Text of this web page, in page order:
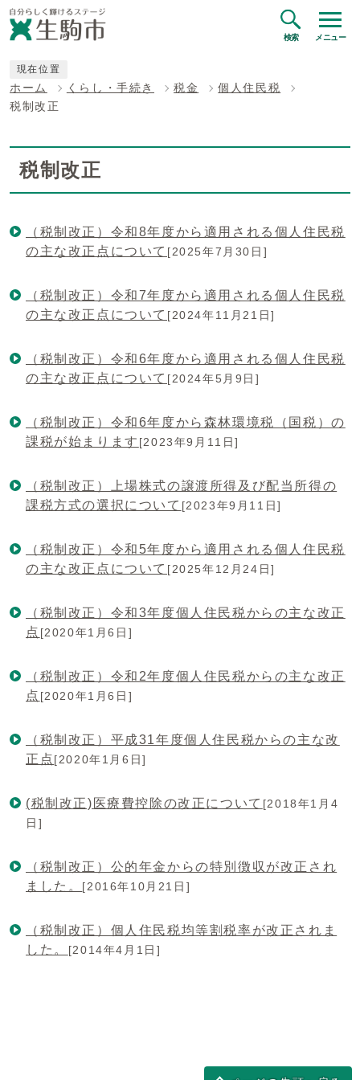
検索 メニュー
現在位置
ホーム くらし・手続き 税金
個人住民税
税制改正
税制改正
（税制改正）令和8年度から適用される個人住民税
の主な改正点について [2025年7月30日]
（税制改正）令和7年度から適用される個人住民税
の主な改正点について [2024年11月21日]
（税制改正）令和6年度から適用される個人住民税
の主な改正点について [2024年5月9日]
（税制改正）令和6年度から森林環境税（国税）の
課税が始まります [2023年9月11日]
（税制改正）上場株式の譲渡所得及び配当所得の
課税方式の選択について [2023年9月11日]
（税制改正）令和5年度から適用される個人住民税
の主な改正点について [2025年12月24日]
（税制改正）令和3年度個人住民税からの主な改正
点 [2020年1月6日]
（税制改正）令和2年度個人住民税からの主な改正
点 [2020年1月6日]
（税制改正）平成31年度個人住民税からの主な改
正点[2020年1月6日]
(税制改正)医療費控除の改正について [2018年1月4
日]
（税制改正）公的年金からの特別徴収が改正され
ました。 [2016年10月21日]
（税制改正）個人住民税均等割税率が改正されま
した。
[2014年4月1日]